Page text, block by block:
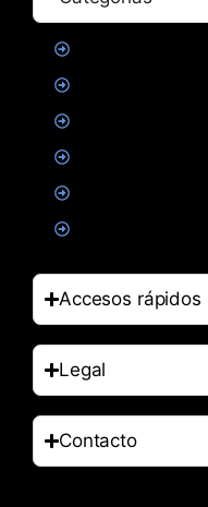
Accesos rápidos
Legal
Contacto